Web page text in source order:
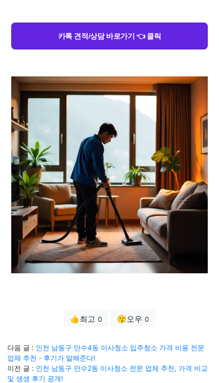
카톡 견적/상담 바로가기 👈 클릭
👍최고 0 😗오우 0
다음 글 : 인천 남동구 만수4동 이사청소 입주청소 가격 비용 전문
업체 추천 - 후기가 말해준다!
이전 글 : 인천 남동구 만수2동 이사청소 전문 업체 추천, 가격 비교
및 생생 후기 공개!